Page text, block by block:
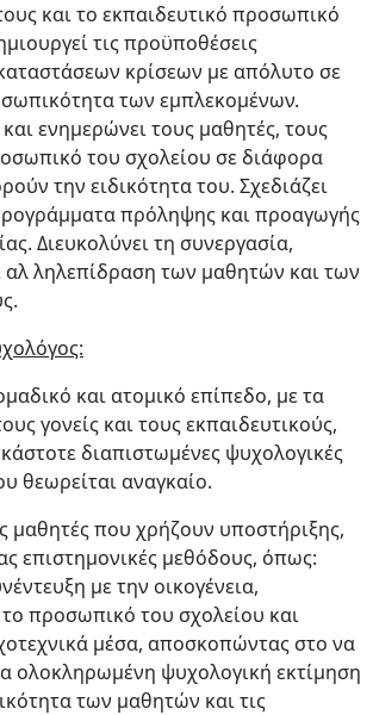
και το εκπαιδευτικό προσωπικό
τις προϋποθέσεις
κρίσεων με απόλυτο σε
των εμπλεκομένων.
ενημερώνει τους μαθητές, τους
του σχολείου σε διάφορα
την ειδικότητα του. Σχεδιάζει
πρόληψης και προαγωγής
Διευκολύνει τη συνεργασία,
αλ ληλεπίδραση των μαθητών και των
και ατομικό επίπεδο, με τα
γονείς και τους εκπαιδευτικούς,
διαπιστωμένες ψυχολογικές
θεωρείται αναγκαίο.
μαθητές που χρήζουν υποστήριξης,
επιστημονικές μεθόδους, όπως:
με την οικογένεια,
προσωπικό του σχολείου και
μέσα, αποσκοπώντας στο να
ολοκληρωμένη ψυχολογική εκτίμηση
των μαθητών και τις